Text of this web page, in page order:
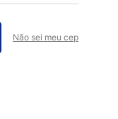
Não sei meu cep